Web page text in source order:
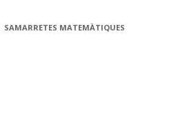
SAMARRETES MATEMÀTIQUES